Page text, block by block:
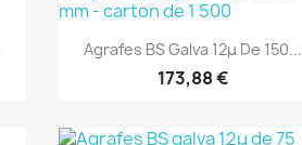
 Aperçu rapide
Agrafes BS Galva 12μ De 150...
173,88 €